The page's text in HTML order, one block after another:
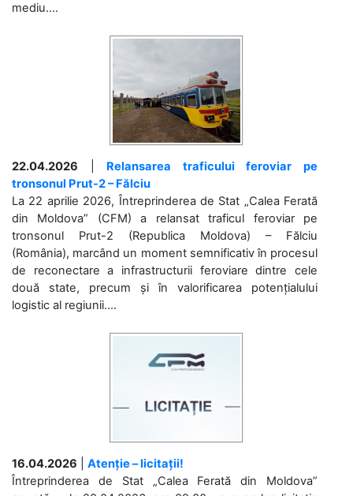
mediu....
22.04.2026
Relansarea traficului feroviar pe
tronsonul Prut-2 – Fălciu
La 22 aprilie 2026, Întreprinderea de Stat „Calea Ferată
din Moldova” (CFM) a relansat traficul feroviar pe
tronsonul Prut-2 (Republica Moldova) – Fălciu
(România), marcând un moment semnificativ în procesul
de reconectare a infrastructurii feroviare dintre cele
două state, precum și în valorificarea potențialului
logistic al regiunii....
16.04.2026
Atenție – licitații!
Întreprinderea de Stat „Calea Ferată din Moldova”